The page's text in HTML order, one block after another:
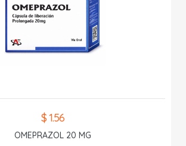
$ 1.56
OMEPRAZOL 20 MG